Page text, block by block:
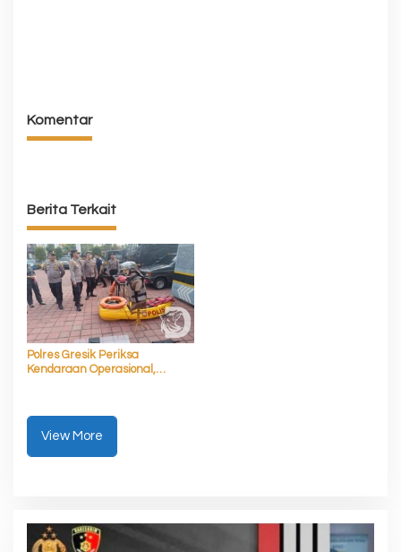
Komentar
Berita Terkait
Polres Gresik Periksa
Kendaraan Operasional,
View More